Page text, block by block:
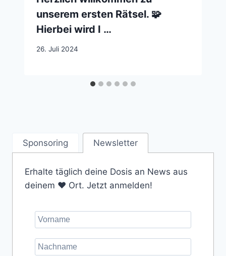
unserem ersten Rätsel. 🧩
Hierbei wird I …
26. Juli 2024
Sponsoring Newsletter
Erhalte täglich deine Dosis an News aus
deinem ❤️ Ort. Jetzt anmelden!